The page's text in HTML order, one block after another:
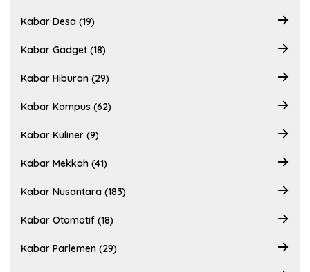
Kabar Desa (19)
Kabar Gadget (18)
Kabar Hiburan (29)
Kabar Kampus (62)
Kabar Kuliner (9)
Kabar Mekkah (41)
Kabar Nusantara (183)
Kabar Otomotif (18)
Kabar Parlemen (29)